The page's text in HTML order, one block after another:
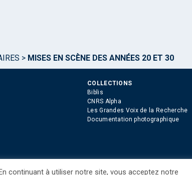
> MISES EN SCÈNE DES ANNÉES 20 ET 30
COLLECTIONS
Biblis
CNRS Alpha
Les Grandes Voix de la Recherche
Documentation photographique
continuant à utiliser notre site, vous acceptez notre